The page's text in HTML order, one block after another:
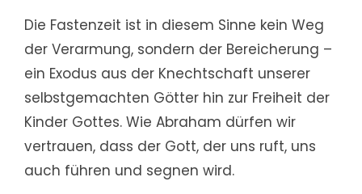
Die Fastenzeit ist in diesem Sinne kein Weg
der Verarmung, sondern der Bereicherung –
ein Exodus aus der Knechtschaft unserer
selbstgemachten Götter hin zur Freiheit der
Kinder Gottes. Wie Abraham dürfen wir
vertrauen, dass der Gott, der uns ruft, uns
auch führen und segnen wird.